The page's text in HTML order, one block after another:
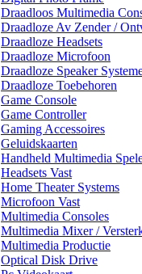
Draadloos Multimedia
Draadloze Av Zender /
Draadloze Headsets
Draadloze Microfoon
Draadloze Speaker
Draadloze Toebehoren
Game Console
Game Controller
Gaming Accessoires
Geluidskaarten
Handheld Multimedia
Headsets Vast
Home Theater Systems
Microfoon Vast
Multimedia Consoles
Multimedia Mixer /
Multimedia Productie
Optical Disk Drive